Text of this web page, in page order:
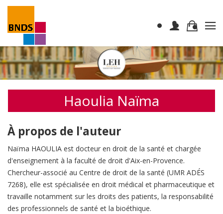
Haoulia Naïma
À propos de l'auteur
Naïma HAOULIA est docteur en droit de la santé et chargée
d'enseignement à la faculté de droit d'Aix-en-Provence.
Chercheur-associé au Centre de droit de la santé (UMR ADÉS
7268), elle est spécialisée en droit médical et pharmaceutique et
travaille notamment sur les droits des patients, la responsabilité
des professionnels de santé et la bioéthique.